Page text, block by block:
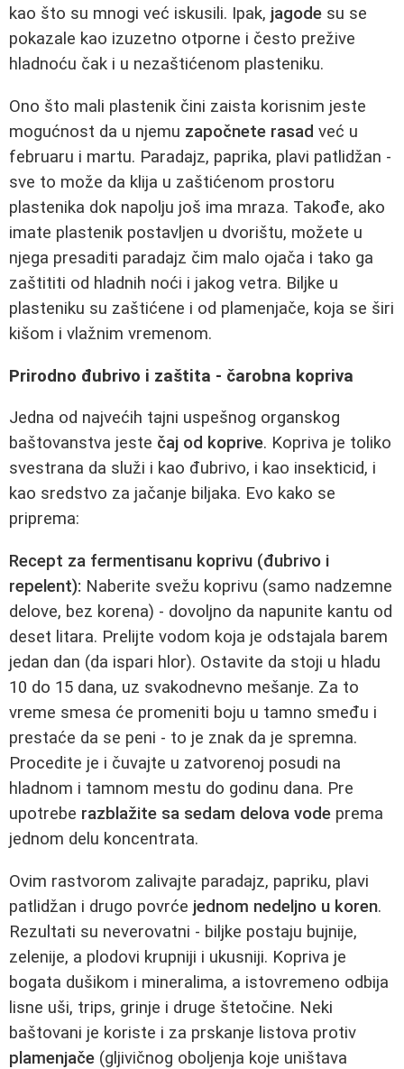
kao što su mnogi već iskusili. Ipak, jagode su se
pokazale kao izuzetno otporne i često prežive
hladnoću čak i u nezaštićenom plasteniku.
Ono što mali plastenik čini zaista korisnim jeste
mogućnost da u njemu započnete rasad već u
februaru i martu. Paradajz, paprika, plavi patlidžan -
sve to može da klija u zaštićenom prostoru
plastenika dok napolju još ima mraza. Takođe, ako
imate plastenik postavljen u dvorištu, možete u
njega presaditi paradajz čim malo ojača i tako ga
zaštititi od hladnih noći i jakog vetra. Biljke u
plasteniku su zaštićene i od plamenjače, koja se širi
kišom i vlažnim vremenom.
Prirodno đubrivo i zaštita - čarobna kopriva
Jedna od najvećih tajni uspešnog organskog
baštovanstva jeste čaj od koprive. Kopriva je toliko
svestrana da služi i kao đubrivo, i kao insekticid, i
kao sredstvo za jačanje biljaka. Evo kako se
priprema:
Recept za fermentisanu koprivu (đubrivo i
repelent): Naberite svežu koprivu (samo nadzemne
delove, bez korena) - dovoljno da napunite kantu od
deset litara. Prelijte vodom koja je odstajala barem
jedan dan (da ispari hlor). Ostavite da stoji u hladu
10 do 15 dana, uz svakodnevno mešanje. Za to
vreme smesa će promeniti boju u tamno smeđu i
prestaće da se peni - to je znak da je spremna.
Procedite je i čuvajte u zatvorenoj posudi na
hladnom i tamnom mestu do godinu dana. Pre
upotrebe razblažite sa sedam delova vode prema
jednom delu koncentrata.
Ovim rastvorom zalivajte paradajz, papriku, plavi
patlidžan i drugo povrće jednom nedeljno u koren.
Rezultati su neverovatni - biljke postaju bujnije,
zelenije, a plodovi krupniji i ukusniji. Kopriva je
bogata dušikom i mineralima, a istovremeno odbija
lisne uši, trips, grinje i druge štetočine. Neki
baštovani je koriste i za prskanje listova protiv
plamenjače (gljivičnog oboljenja koje uništava